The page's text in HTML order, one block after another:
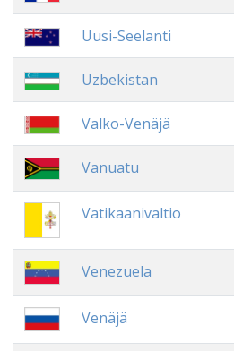
Uusi-Seelanti
Uzbekistan
Valko-Venäjä
Vanuatu
Vatikaanivaltio
Venezuela
Venäjä